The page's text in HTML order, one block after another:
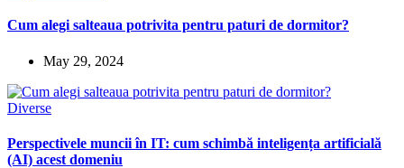
Cum alegi salteaua potrivita pentru paturi de dormitor?
May 29, 2024
Diverse
Perspectivele muncii în IT: cum schimbă inteligența artificială
(AI) acest domeniu